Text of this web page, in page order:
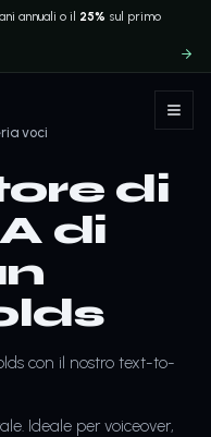
annuali o il 25% sul primo
voci
di
di
con il nostro text-to-
Ideale per voiceover,